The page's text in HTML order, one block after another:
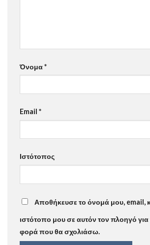
Όνομα*
Email *
Ιστότοπος
Αποθήκευσε το όνομά μου, email,
ιστότοπο μου σε αυτόν τον πλοηγό
φορά που θα σχολιάσω.